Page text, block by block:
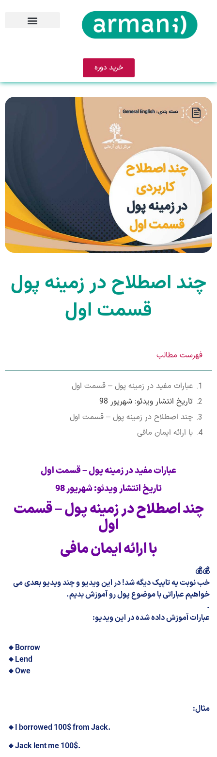
خرید دوره
چند اصطلاح در زمینه پول
قسمت اول
فهرست مطالب
عبارات مفید در زمینه پول – قسمت اول
تاریخ انتشار ویدئو: شهریور 98
چند اصطلاح در زمینه پول – قسمت اول
با ارائه ایمان مافی
عبارات مفید در زمینه پول – قسمت اول
تاریخ انتشار ویدئو: شهریور 98
چند اصطلاح در زمینه پول – قسمت
اول
با ارائه ایمان مافی
💰💰
خب نوبت یه تاپیک دیگه شد! در این ویدیو و چند ویدیو بعدی می
خواهیم عباراتی با موضوع پول رو آموزش بدیم.
.
عبارات آموزش داده شده در این ویدیو:
Borrow
🔸️
Lend
🔸️
Owe
🔸️
مثال:
.
I borrowed 100$ from Jack
🔸️
.
Jack lent me 100$
🔸️